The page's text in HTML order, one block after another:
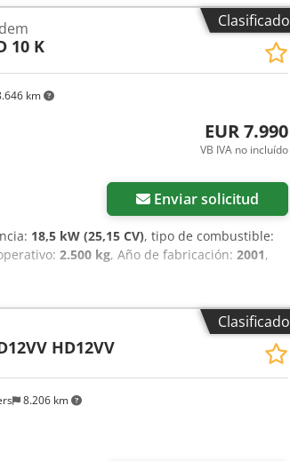
Clasificado
km
10 K
EUR 7.990
VB IVA no incluído
Enviar solicitud
18,5 kW (25,15 CV), tipo de combustible:
2.500 kg, Año de fabricación: 2001,
Clasificado
8.206 km
HD12VV